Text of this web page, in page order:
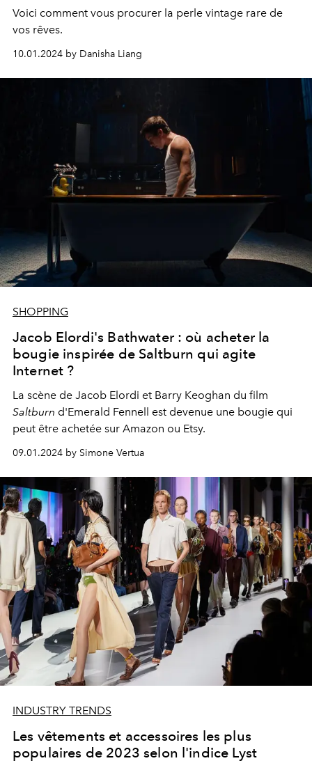
Voici comment vous procurer la perle vintage rare de
vos rêves.
10.01.2024 by Danisha Liang
SHOPPING
Jacob Elordi's Bathwater : où acheter la
bougie inspirée de Saltburn qui agite
Internet ?
La scène de Jacob Elordi et Barry Keoghan du film
Saltburn d'Emerald Fennell est devenue une bougie qui
peut être achetée sur Amazon ou Etsy.
09.01.2024 by Simone Vertua
INDUSTRY TRENDS
Les vêtements et accessoires les plus
populaires de 2023 selon l'indice Lyst